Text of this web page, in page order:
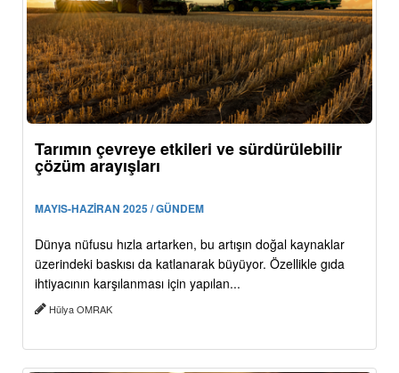
Tarımın çevreye etkileri ve sürdürülebilir
çözüm arayışları
MAYIS-HAZİRAN 2025 / GÜNDEM
Dünya nüfusu hızla artarken, bu artışın doğal kaynaklar
üzerindeki baskısı da katlanarak büyüyor. Özellikle gıda
ihtiyacının karşılanması için yapılan...
Hülya OMRAK